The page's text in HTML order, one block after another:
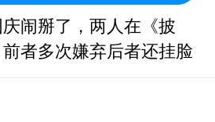
闹掰了，两人在《披
者多次嫌弃后者还挂脸